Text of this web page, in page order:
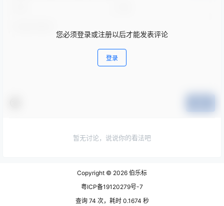
您必须登录或注册以后才能发表评论
登录
暂无讨论，说说你的看法吧
Copyright © 2026 伯乐标
粤ICP备19120279号-7
查询 74 次，耗时 0.1674 秒